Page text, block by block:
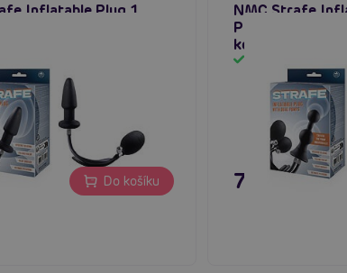
Inflatable Plug 1
anální kolík
Do košíku
NMC Strafe
Pump (Black),
kolík
795 Kč